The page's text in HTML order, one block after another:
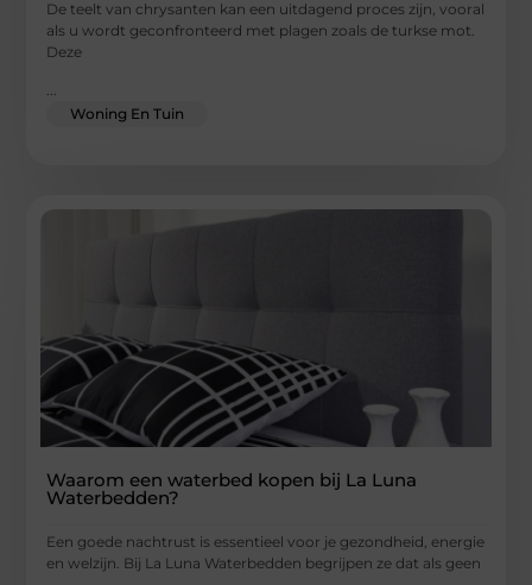
De teelt van chrysanten kan een uitdagend proces zijn, vooral
als u wordt geconfronteerd met plagen zoals de turkse mot.
Deze
...
Woning En Tuin
Waarom een waterbed kopen bij La Luna
Waterbedden?
Een goede nachtrust is essentieel voor je gezondheid, energie
en welzijn. Bij La Luna Waterbedden begrijpen ze dat als geen